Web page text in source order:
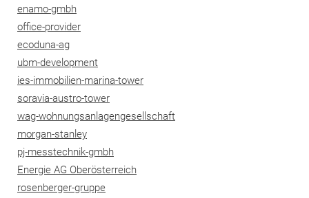
enamo-gmbh
office-provider
ecoduna-ag
ubm-development
ies-immobilien-marina-tower
soravia-austro-tower
wag-wohnungsanlagengesellschaft
morgan-stanley
pj-messtechnik-gmbh
Energie AG Oberösterreich
rosenberger-gruppe